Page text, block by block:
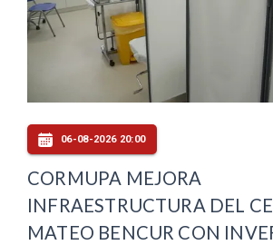
06-08-2026 20:00
CORMUPA MEJORA
INFRAESTRUCTURA DEL
MATEO BENCUR CON